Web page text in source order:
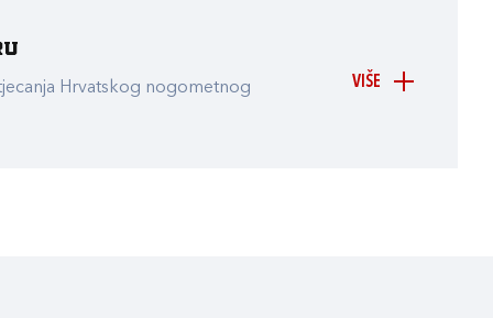
VIŠE
Hrvatskog nogometnog